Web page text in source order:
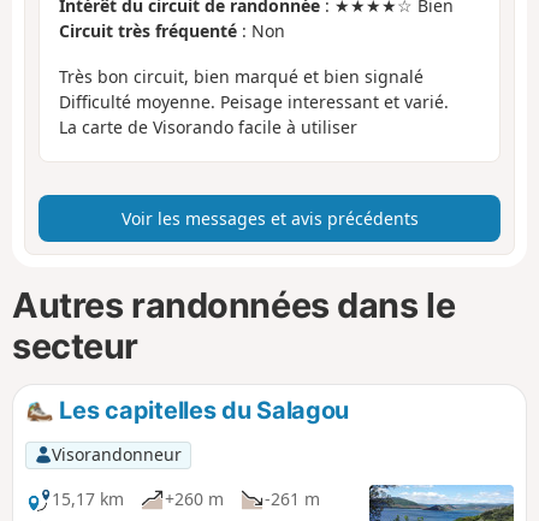
Intérêt du circuit de randonnée : ★★★★☆ Bien
Circuit très fréquenté : Non
Très bon circuit, bien marqué et bien signalé
Difficulté moyenne. Peisage interessant et varié.
La carte de Visorando facile à utiliser
Voir les messages et avis précédents
Autres randonnées dans le
secteur
Les capitelles du Salagou
Visorandonneur
15,17 km
+260 m
-261 m